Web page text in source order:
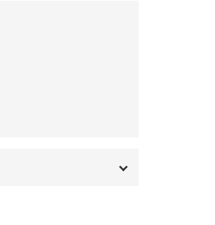
やすく解説していきま